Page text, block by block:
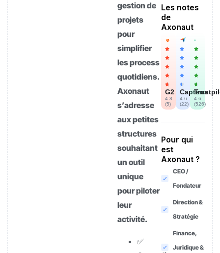
gestion de
projets
pour
simplifier
les process
quotidiens.
Axonaut
s’adresse
aux petites
structures
souhaitant
un outil
unique
pour piloter
leur
activité.
✅
Les notes
de
Axonaut
G2
4.8
(5)
Capterra
4.6
(22)
4.6
(526)
Pour qui
est
Axonaut ?
CEO /
Fondateur
Direction &
Stratégie
Finance,
Juridique &